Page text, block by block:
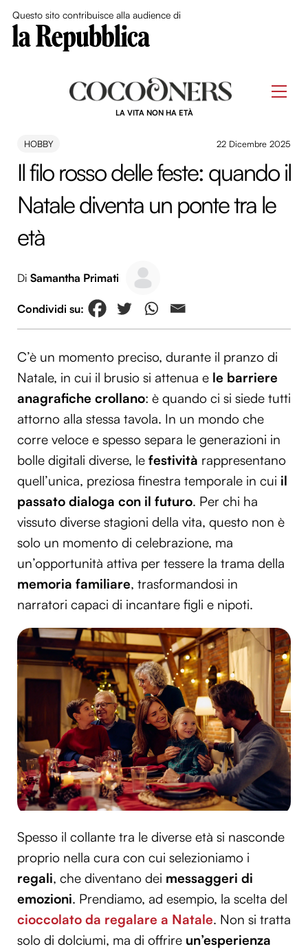
Questo sito contribuisce alla audience di
LA VITA NON HA ETÀ
HOBBY 22 Dicembre 2025
Il filo rosso delle feste: quando il
Natale diventa un ponte tra le
età
Di Samantha Primati
C’è un momento preciso, durante il pranzo di
Natale, in cui il brusio si attenua e le barriere
anagrafiche crollano: è quando ci si siede tutti
attorno alla stessa tavola. In un mondo che
corre veloce e spesso separa le generazioni in
bolle digitali diverse, le festività rappresentano
quell’unica, preziosa finestra temporale in cui il
passato dialoga con il futuro. Per chi ha
vissuto diverse stagioni della vita, questo non è
solo un momento di celebrazione, ma
un’opportunità attiva per tessere la trama della
memoria familiare, trasformandosi in
narratori capaci di incantare figli e nipoti.
Spesso il collante tra le diverse età si nasconde
proprio nella cura con cui selezioniamo i
regali, che diventano dei messaggeri di
emozioni. Prendiamo, ad esempio, la scelta del
cioccolato da regalare a Natale. Non si tratta
solo di dolciumi, ma di offrire un’esperienza